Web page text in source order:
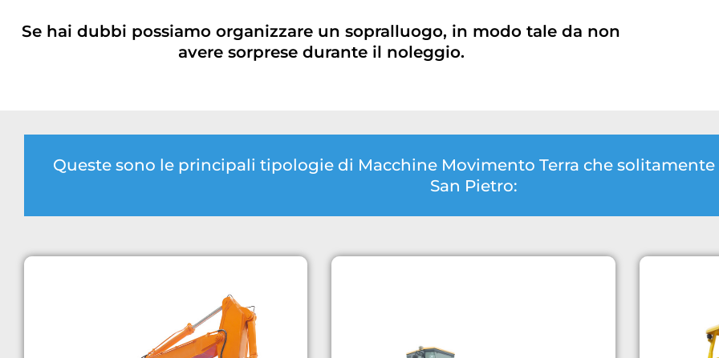
Se hai dubbi possiamo organizzare un sopralluogo, in modo tale da non
avere sorprese durante il noleggio.
Queste sono le principali tipologie di Macchine Movimento Terra che
San Pietro: